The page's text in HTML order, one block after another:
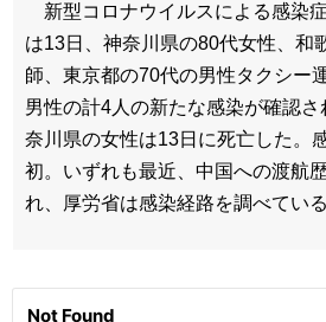
新型コロナウイルスによる感染
は13日、神奈川県の80代女性、和
師、東京都の70代の男性タクシー
男性の計4人の新たな感染が確認
奈川県の女性は13日に死亡した。
初。いずれも最近、中国への渡航
れ、厚労省は感染経路を調べている